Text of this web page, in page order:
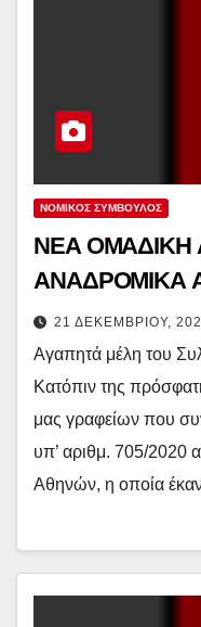
ΝΟΜΙΚΌΣ ΣΎΜΒΟΥΛΟΣ
ΝΕΑ ΟΜΑΔΙΚΗ
ΑΝΑΔΡΟΜΙΚΑ
21 ΔΕΚΕΜΒΡΊΟΥ,
Αγαπητά μέλη του
Κατόπιν της
μας γραφείων που
υπ’ αριθμ. 705/2020
Αθηνών, η οποία